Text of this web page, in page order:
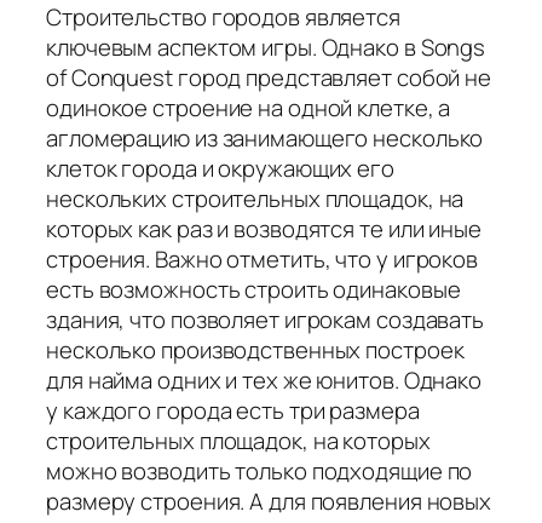
Строительство городов является
ключевым аспектом игры. Однако в Songs
of Conquest город представляет собой не
одинокое строение на одной клетке, а
агломерацию из занимающего несколько
клеток города и окружающих его
нескольких строительных площадок, на
которых как раз и возводятся те или иные
строения. Важно отметить, что у игроков
есть возможность строить одинаковые
здания, что позволяет игрокам создавать
несколько производственных построек
для найма одних и тех же юнитов. Однако
у каждого города есть три размера
строительных площадок, на которых
можно возводить только подходящие по
размеру строения. А для появления новых